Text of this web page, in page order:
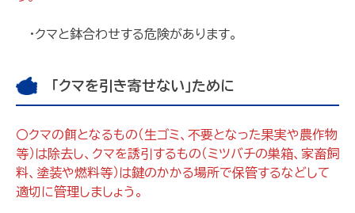
・クマと鉢合わせする危険があります。
「クマを引き寄せない」ために
〇クマの餌となるもの（生ゴミ、不要となった果実や農作物
等）は除去し、クマを誘引するもの（ミツバチの巣箱、家畜飼
料、塗装や燃料等）は鍵のかかる場所で保管するなどして
適切に管理しましょう。